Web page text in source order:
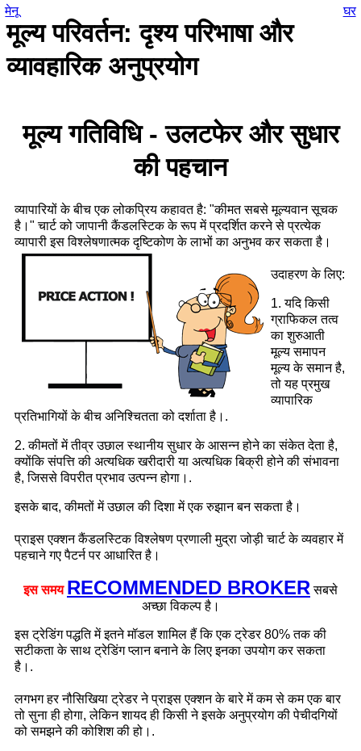
मूल्य परिवर्तन: दृश्य परिभाषा और
व्यावहारिक अनुप्रयोग
मेनू घर
मूल्य गतिविधि - उलटफेर और सुधार
की पहचान
व्यापारियों के बीच एक लोकप्रिय कहावत है: "कीमत सबसे मूल्यवान सूचक
है।" चार्ट को जापानी कैंडलस्टिक के रूप में प्रदर्शित करने से प्रत्येक
व्यापारी इस विश्लेषणात्मक दृष्टिकोण के लाभों का अनुभव कर सकता है।
उदाहरण के लिए:
1. यदि किसी
ग्राफिकल तत्व
का शुरुआती
मूल्य समापन
मूल्य के समान है,
तो यह प्रमुख
व्यापारिक
प्रतिभागियों के बीच अनिश्चितता को दर्शाता है।.
2. कीमतों में तीव्र उछाल स्थानीय सुधार के आसन्न होने का संकेत देता है,
क्योंकि संपत्ति की अत्यधिक खरीदारी या अत्यधिक बिक्री होने की संभावना
है, जिससे विपरीत प्रभाव उत्पन्न होगा।.
इसके बाद, कीमतों में उछाल की दिशा में एक रुझान बन सकता है।
प्राइस एक्शन कैंडलस्टिक विश्लेषण प्रणाली मुद्रा जोड़ी चार्ट के व्यवहार में
पहचाने गए पैटर्न पर आधारित है।
इस समय RECOMMENDED BROKER सबसे
अच्छा विकल्प है।
इस ट्रेडिंग पद्धति में इतने मॉडल शामिल हैं कि एक ट्रेडर 80% तक की
सटीकता के साथ ट्रेडिंग प्लान बनाने के लिए इनका उपयोग कर सकता
है।.
लगभग हर नौसिखिया ट्रेडर ने प्राइस एक्शन के बारे में कम से कम एक बार
तो सुना ही होगा, लेकिन शायद ही किसी ने इसके अनुप्रयोग की पेचीदगियों
को समझने की कोशिश की हो।.